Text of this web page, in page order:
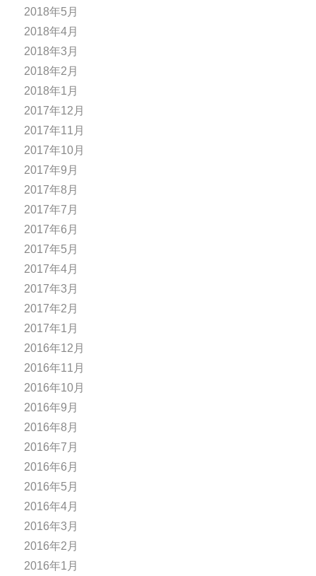
2018年5月
2018年4月
2018年3月
2018年2月
2018年1月
2017年12月
2017年11月
2017年10月
2017年9月
2017年8月
2017年7月
2017年6月
2017年5月
2017年4月
2017年3月
2017年2月
2017年1月
2016年12月
2016年11月
2016年10月
2016年9月
2016年8月
2016年7月
2016年6月
2016年5月
2016年4月
2016年3月
2016年2月
2016年1月